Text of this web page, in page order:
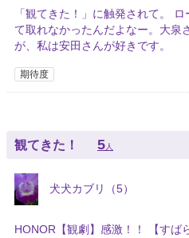
「観てきた！」に触発されて。
て取れなかったんだよなー。大泉
が、私は安田さんが好きです。
期待度
観てきた！ 5 人
犬犬カブリ（5）
HONOR【観劇】感激！！ 【すば